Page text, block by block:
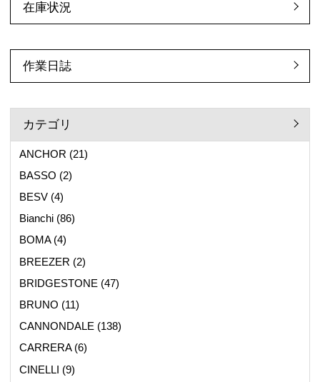
在庫状況
作業日誌
カテゴリ
ANCHOR (21)
BASSO (2)
BESV(4)
Bianchi(86)
BOMA(4)
BREEZER (2)
BRIDGESTONE (47)
BRUNO (11)
CANNONDALE (138)
CARRERA(6)
CINELLI (9)